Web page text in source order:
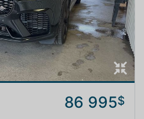
86 995$